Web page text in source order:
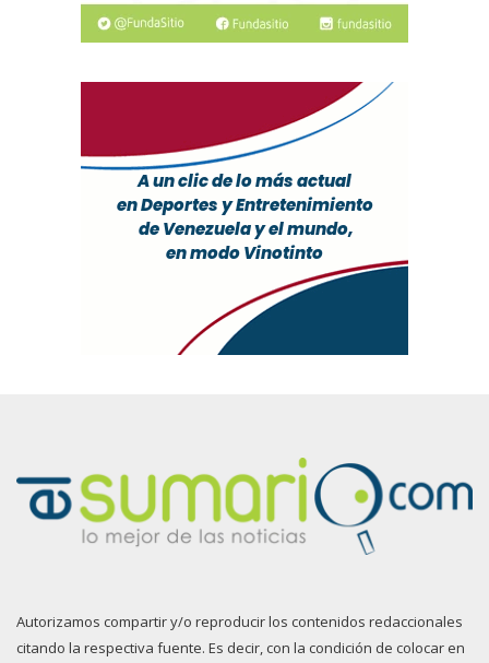
Autorizamos compartir y/o reproducir los contenidos redaccionales
citando la respectiva fuente. Es decir, con la condición de colocar en